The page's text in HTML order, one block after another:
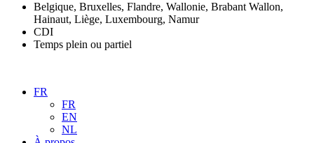
Belgique, Bruxelles, Flandre, Wallonie, Brabant Wallon,
Hainaut, Liège, Luxembourg, Namur
CDI
Temps plein ou partiel
FR
FR
EN
NL